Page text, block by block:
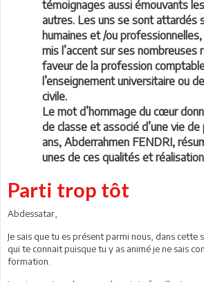
témoignages aussi émouvants
autres. Les uns se sont attardés
humaines et /ou
mis l’accent sur ses nombreuses
faveur de la profession
l’enseignement universitaire ou
civile.
Le mot d’hommage du cœur
de classe et associé d’une vie de
ans, Abderrahmen FENDRI,
unes de ces qualités et
Parti trop tôt
Abdessatar,
Je sais que tu es présent parmi nous, dans cette
qui te connait puisque tu y as animé je ne sais
formation.